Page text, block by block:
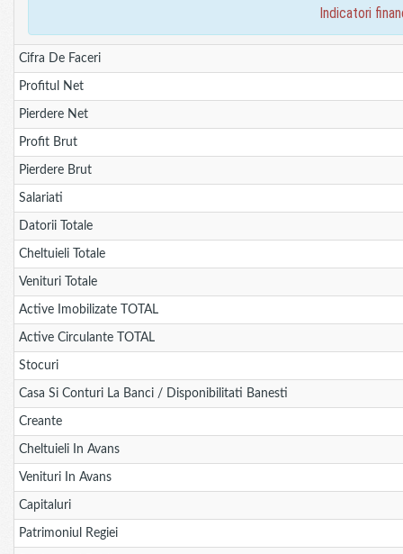
indicatori
Cifra De Faceri
Profitul Net
Pierdere Net
Profit Brut
Pierdere Brut
Salariati
Datorii Totale
Cheltuieli Totale
Venituri Totale
Active Imobilizate TOTAL
Active Circulante TOTAL
Stocuri
Casa Si Conturi La Banci / Disponibilitati Banesti
Creante
Cheltuieli In Avans
Venituri In Avans
Capitaluri
Patrimoniul Regiei